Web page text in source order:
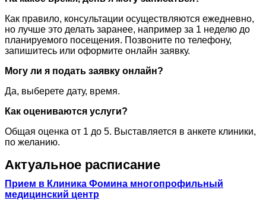
Как правило, консультации осуществляются ежедневно,
но лучше это делать заранее, например за 1 неделю до
планируемого посещения. Позвоните по телефону,
запишитесь или оформите онлайн заявку.
Могу ли я подать заявку онлайн?
Да, выберете дату, время.
Как оцениваются услуги?
Общая оценка от 1 до 5. Выставляется в анкете клиники,
по желанию.
Актуальное расписание
Прием в Клиника Фомина многопрофильный
медицинский центр